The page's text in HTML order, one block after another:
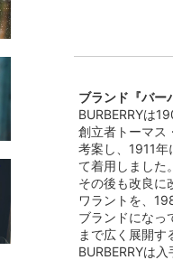
ブランド『バー
BURBERRYは
創立者トーマス
考案し、1911
て着用しました
その後も改良に
ワラントを、
ブランドになっ
まで広く展開す
BURBERRYは